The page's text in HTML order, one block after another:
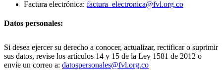
Factura electrónica: factura_electronica@fvl.org.co
Datos personales:
Si desea ejercer su derecho a conocer, actualizar, rectificar o suprimir
sus datos, revise los artículos 14 y 15 de la Ley 1581 de 2012 o
envíe un correo a: datospersonales@fvl.org.co